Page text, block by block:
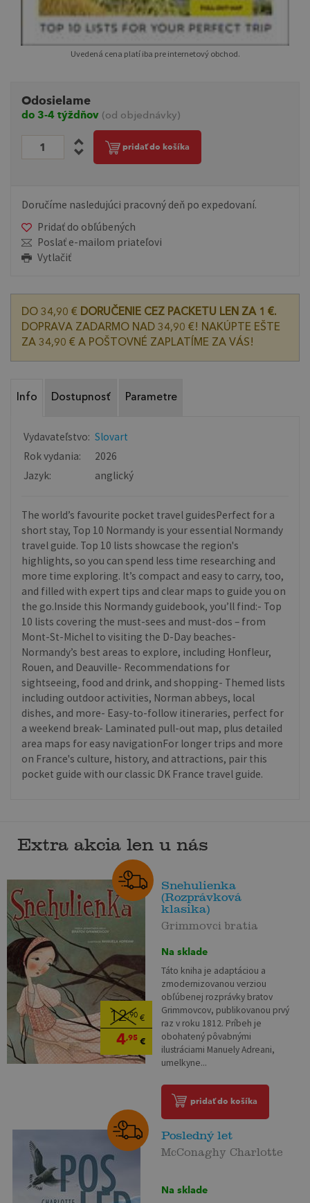
Uvedená cena platí iba pre internetový obchod.
Odosielame
do 3-4 týždňov (od objednávky)
pridať do košíka
Doručíme nasledujúci pracovný deň po expedovaní.
Pridať do obľúbených
Poslať e-mailom priateľovi
Vytlačiť
DO 34,90 € DORUČENIE CEZ PACKETU LEN ZA 1 €.
DOPRAVA ZADARMO NAD 34,90 €! NAKÚPTE EŠTE
ZA 34,90 € A POŠTOVNÉ ZAPLATÍME ZA VÁS!
Info Dostupnosť Parametre
Vydavateľstvo: Slovart
Rok vydania:
2026
Jazyk:
anglický
The world’s favourite pocket travel guidesPerfect for a
short stay, Top 10 Normandy is your essential Normandy
travel guide. Top 10 lists showcase the region's
highlights, so you can spend less time researching and
more time exploring. It’s compact and easy to carry, too,
and filled with expert tips and clear maps to guide you on
the go.Inside this Normandy guidebook, you’ll find:- Top
10 lists covering the must-sees and must-dos – from
Mont-St-Michel to visiting the D-Day beaches-
Normandy’s best areas to explore, including Honfleur,
Rouen, and Deauville- Recommendations for
sightseeing, food and drink, and shopping- Themed lists
including outdoor activities, Norman abbeys, local
dishes, and more- Easy-to-follow itineraries, perfect for
a weekend break- Laminated pull-out map, plus detailed
area maps for easy navigationFor longer trips and more
on France's culture, history, and attractions, pair this
pocket guide with our classic DK France travel guide.
Extra akcia len u nás
12,90€
4,95€
Snehulienka
(Rozprávková
klasika)
Grimmovci bratia
Na sklade
Táto kniha je adaptáciou a
zmodernizovanou verziou
obľúbenej rozprávky bratov
Grimmovcov, publikovanou prvý
raz v roku 1812. Príbeh je
obohatený pôvabnými
ilustráciami Manuely Adreani,
umelkyne...
pridať do košíka
Posledný let
McConaghy Charlotte
Na sklade